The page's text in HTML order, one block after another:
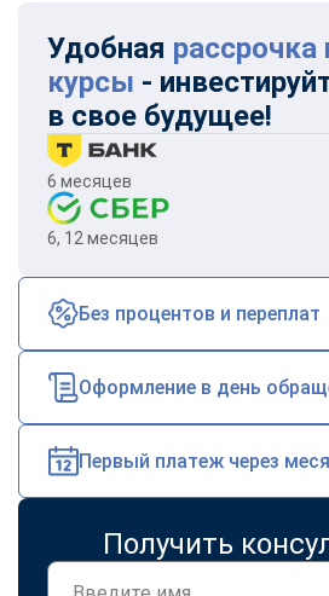
Удобная рассрочка
курсы -
в свое будущее!
6 месяцев
6, 12 месяцев
Без процентов и переплат
Оформление в день
Первый платеж через
Получить
online
Мессенджеры